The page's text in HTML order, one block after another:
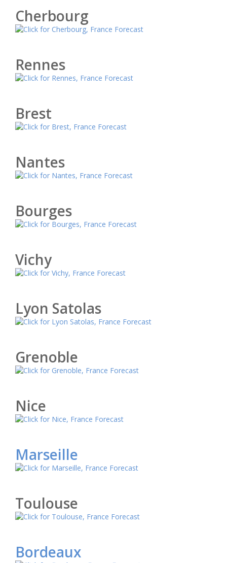
Cherbourg
Rennes
Brest
Nantes
Bourges
Vichy
Lyon Satolas
Grenoble
Nice
Marseille
Toulouse
Bordeaux